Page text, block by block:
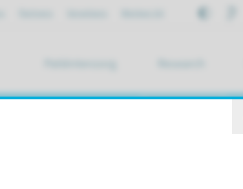
Radboudumc